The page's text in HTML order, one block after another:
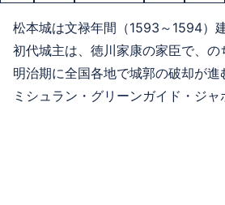
松本城は文禄年間（1593～1594）
初代城主は、徳川家康の家臣で、の
明治期に全国各地で城郭の破却が進
ミシュラン・グリーンガイド・ジ